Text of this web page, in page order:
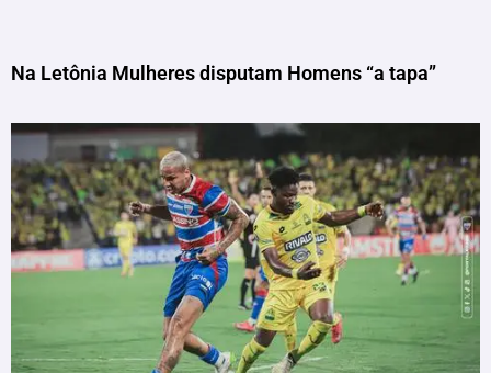
Na Letônia Mulheres disputam Homens “a tapa”